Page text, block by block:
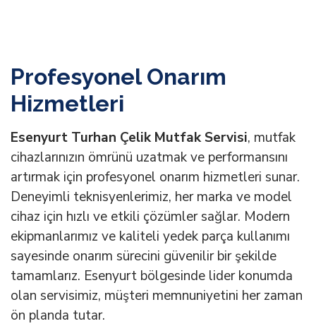
Profesyonel Onarım
Hizmetleri
Esenyurt Turhan Çelik Mutfak Servisi, mutfak
cihazlarınızın ömrünü uzatmak ve performansını
artırmak için profesyonel onarım hizmetleri sunar.
Deneyimli teknisyenlerimiz, her marka ve model
cihaz için hızlı ve etkili çözümler sağlar. Modern
ekipmanlarımız ve kaliteli yedek parça kullanımı
sayesinde onarım sürecini güvenilir bir şekilde
tamamlarız. Esenyurt bölgesinde lider konumda
olan servisimiz, müşteri memnuniyetini her zaman
ön planda tutar.